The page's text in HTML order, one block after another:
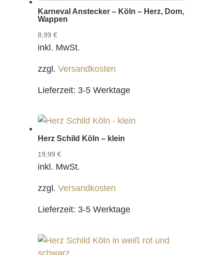
Karneval Anstecker – Köln – Herz, Dom,
Wappen
8,99 €
inkl. MwSt.
zzgl. Versandkosten
Lieferzeit: 3-5 Werktage
Herz Schild Köln – klein
19,99 €
inkl. MwSt.
zzgl. Versandkosten
Lieferzeit: 3-5 Werktage